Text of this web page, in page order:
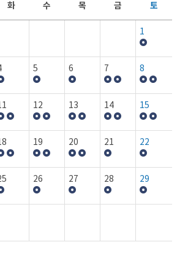
화 수 목 금 토
1
5 6 7 8
12 13 14 15
19 20 21 22
26 27 28 29